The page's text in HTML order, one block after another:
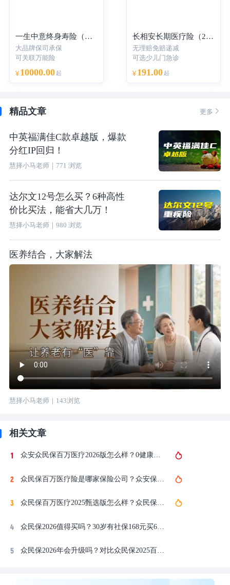
一生中意终身寿险（分红型）-年交
大品牌保司承保
可关联万能险
¥ 10000.00 起
长相安长期医疗险（20年保证续保）—个人版
无理赔免赔递减
可选少儿门急诊
¥ 191.00 起
精品文章 更多 
中英福满佳C款卓越版，爆款
分红IP回归！
慧择小马老师｜ 771 浏览
达尔文12号怎么买？6种高性
价比买法，能省大几万！
慧择小马老师｜ 980 浏览
医养结合，大家解法
慧择小马老师｜ 143浏览
相关文章
众安众民保百万医疗2026版怎么样？0健康告知600万保额的百万医疗险
众民保百万医疗2025甄选版怎么样？众民保2026百万医疗险臻选版保障测评
众民保2026值得买吗？30岁有社保168元买600万保额的百万医疗险